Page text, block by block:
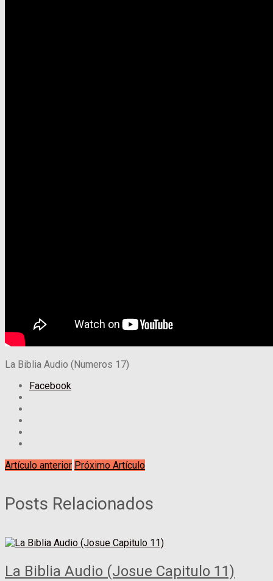
La Biblia Audio (Numeros 17)
Facebook
Artículo anterior Próximo Artículo
Posts Relacionados
La Biblia Audio (Josue Capitulo 11)